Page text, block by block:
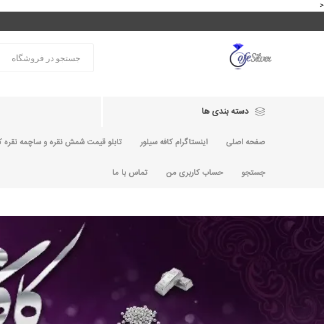
<
دسته بندی ها
صفحه اصلی اینستاگرام کافه سیلور تابلو قیمت شمش نقره و ساچمه نقره
جستجو حساب کاربری من تماس با ما